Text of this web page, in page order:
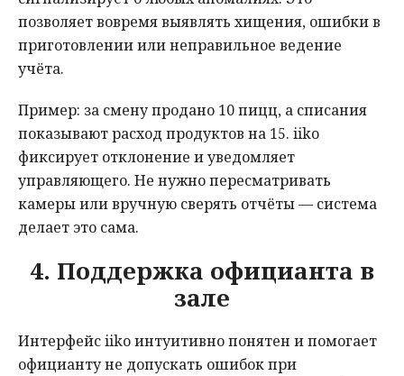
позволяет вовремя выявлять хищения, ошибки в
приготовлении или неправильное ведение
учёта.
Пример: за смену продано 10 пицц, а списания
показывают расход продуктов на 15. iiko
фиксирует отклонение и уведомляет
управляющего. Не нужно пересматривать
камеры или вручную сверять отчёты — система
делает это сама.
4. Поддержка официанта в
зале
Интерфейс iiko интуитивно понятен и помогает
официанту не допускать ошибок при